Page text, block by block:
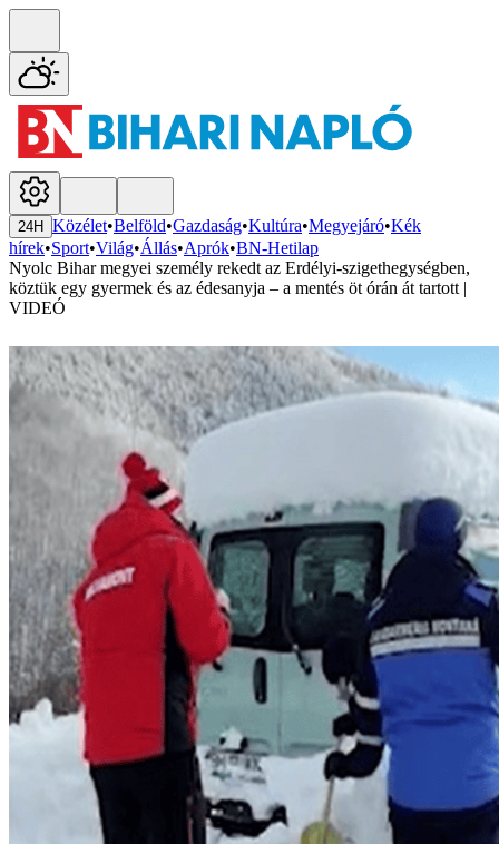
24H Közélet•Belföld•Gazdaság•Kultúra•Megyejáró•Kék
hírek•Sport•Világ•Állás•Aprók•BN-Hetilap
Nyolc Bihar megyei személy rekedt az Erdélyi-szigethegységben,
köztük egy gyermek és az édesanyja – a mentés öt órán át tartott |
VIDEÓ